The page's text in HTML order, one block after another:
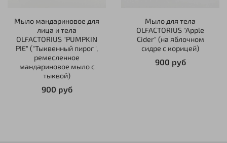
Мыло мандариновое для
лица и тела
OLFACTORIUS "PUMPKIN
PIE" ("Тыквенный пирог",
ремесленное
мандариновое мыло с
тыквой)
900 руб
Мыло для тела
OLFACTORIUS "Apple
Cider" (на яблочном
сидре с корицей)
900 руб